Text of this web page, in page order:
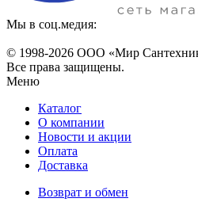
Мы в соц.медия:
© 1998-2026 ООО «Мир
Все права защищены.
Меню
Каталог
О компании
Новости и акции
Оплата
Доставка
Возврат и обмен